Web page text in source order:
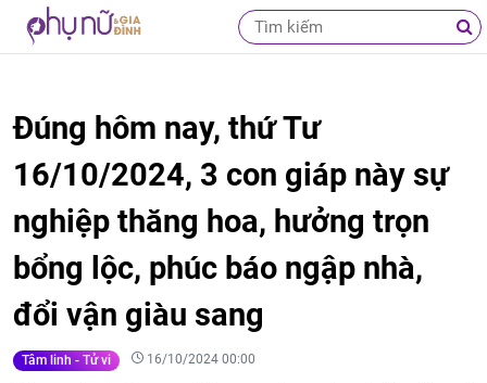
Đúng hôm nay, thứ Tư
16/10/2024, 3 con giáp này sự
nghiệp thăng hoa, hưởng trọn
bổng lộc, phúc báo ngập nhà,
đổi vận giàu sang
Tâm linh - Tử vi 16/10/2024 00:00